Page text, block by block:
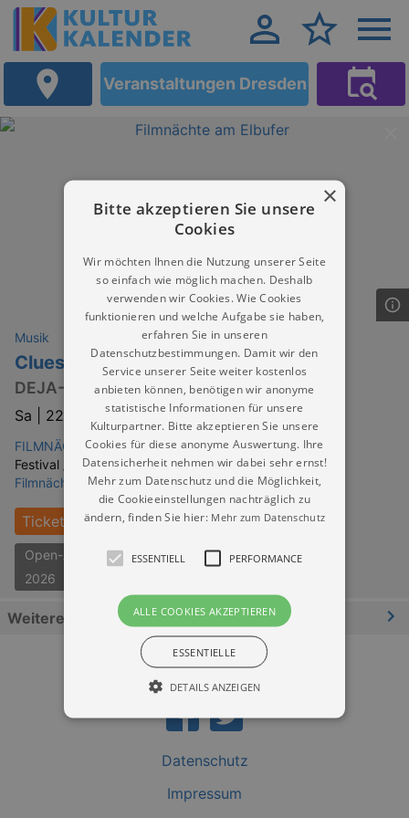
Veranstaltungen Dresden
Musik
Clueso
DEJA-VU TOUR 2026
Sa | 22.08.2026 | 19:30
FILMNÄCHTE AM ELBUFER Dresden
Festival / Fest:
Filmnächte am Elbufer - KONZERTE
Tickets
Open-Air-Konzerte Dresden
2026
Weitere Informationen
Datenschutz
Impressum
×
Bitte akzeptieren Sie unsere
Cookies
Wir möchten Ihnen die Nutzung unserer Seite
so einfach wie möglich machen. Deshalb
verwenden wir Cookies. Wie Cookies
funktionieren und welche Aufgabe sie haben,
erfahren Sie in unseren
Datenschutzbestimmungen. Damit wir den
Service unserer Seite weiter kostenlos
anbieten können, benötigen wir anonyme
statistische Informationen für unsere
Kulturpartner. Bitte akzeptieren Sie unsere
Cookies für diese anonyme Auswertung. Ihre
Datensicherheit nehmen wir dabei sehr ernst!
Mehr zum Datenschutz und die Möglichkeit,
die Cookieeinstellungen nachträglich zu
ändern, finden Sie hier: Mehr zum Datenschutz
ESSENTIELL PERFORMANCE
ALLE COOKIES AKZEPTIEREN
ESSENTIELLE
DETAILS ANZEIGEN
Essentiell Performance
Essentielle Cookies werden für die
grundlegenden Funktionen unserer Webseite